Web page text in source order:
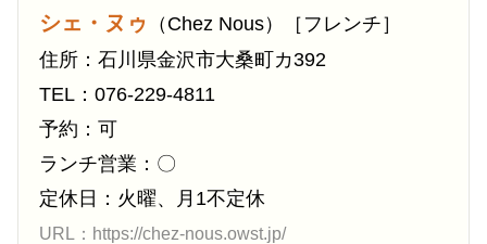
シェ・ヌゥ
（Chez Nous）［フレンチ］
住所：石川県金沢市大桑町カ392
TEL：076-229-4811
予約：可
ランチ営業：〇
定休日：火曜、月1不定休
URL：https://chez-nous.owst.jp/